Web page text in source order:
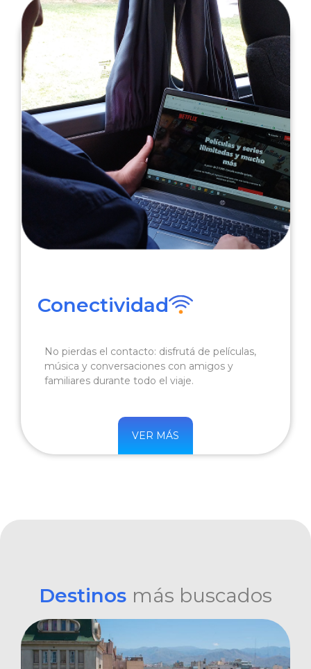
Conectividad
No pierdas el contacto: disfrutá de películas,
música y conversaciones con amigos y
familiares durante todo el viaje.
VER MÁS
Destinos más buscados